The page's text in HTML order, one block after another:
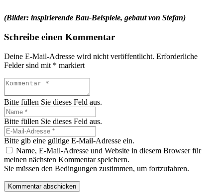
(Bilder: inspirierende Bau-Beispiele, gebaut von Stefan)
Schreibe einen Kommentar
Deine E-Mail-Adresse wird nicht veröffentlicht. Erforderliche
Felder sind mit * markiert
Bitte füllen Sie dieses Feld aus.
Bitte füllen Sie dieses Feld aus.
Bitte gib eine gültige E-Mail-Adresse ein.
Name, E-Mail-Adresse und Website in diesem Browser für
meinen nächsten Kommentar speichern.
Sie müssen den Bedingungen zustimmen, um fortzufahren.
Kommentar abschicken